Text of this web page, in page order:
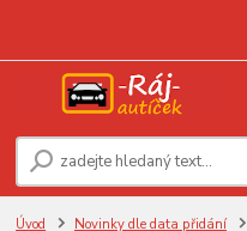
Úvod Novinky dle data přidání